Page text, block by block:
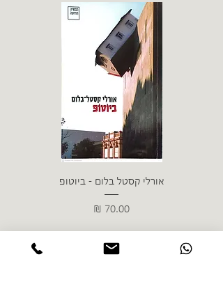
אורלי קסטל בלום - ביוטופ
מחיר